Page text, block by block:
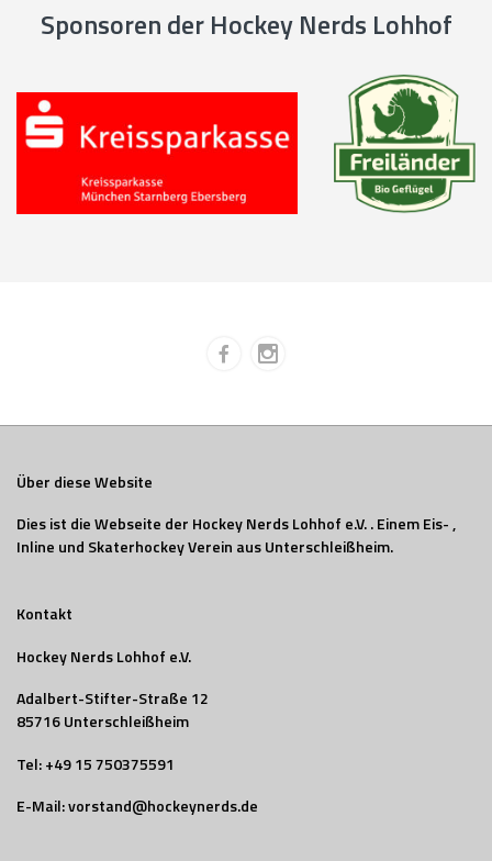
Sponsoren der Hockey Nerds Lohhof
Über diese Website
Dies ist die Webseite der Hockey Nerds Lohhof e.V. . Einem Eis- ,
Inline und Skaterhockey Verein aus Unterschleißheim.
Kontakt
Hockey Nerds Lohhof e.V.
Adalbert-Stifter-Straße 12
85716 Unterschleißheim
Tel:+49 15 750375591
E-Mail:vorstand@hockeynerds.de